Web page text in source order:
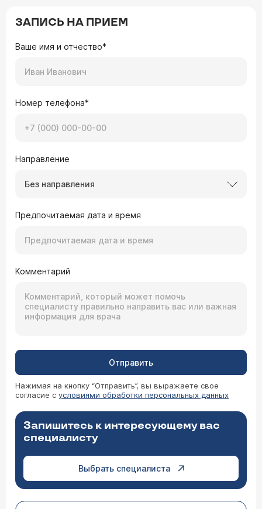
ЗАПИСЬ НА ПРИЕМ
Ваше имя и отчество*
Номер телефона*
Направление
Без направления
Предпочитаемая дата и время
Комментарий
Отправить
Нажимая на кнопку “Отправить”, вы выражаете свое
согласие с условиями обработки персональных данных
Запишитесь к интересующему вас
специалисту
Выбрать специалиста